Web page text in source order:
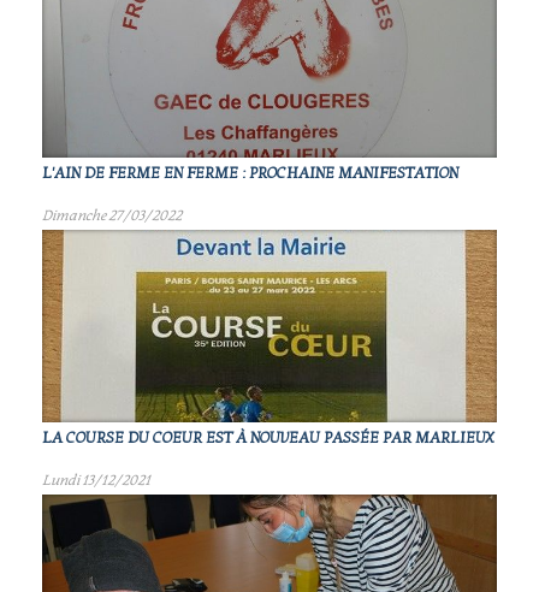
L'AIN DE FERME EN FERME : PROCHAINE MANIFESTATION
Dimanche 27/03/2022
LA COURSE DU COEUR EST À NOUVEAU PASSÉE PAR MARLIEUX
Lundi 13/12/2021